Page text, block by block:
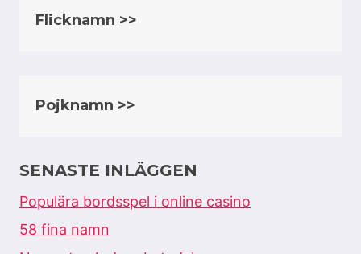
Flicknamn >>
Pojknamn >>
SENASTE INLÄGGEN
Populära bordsspel i online casino
58 fina namn